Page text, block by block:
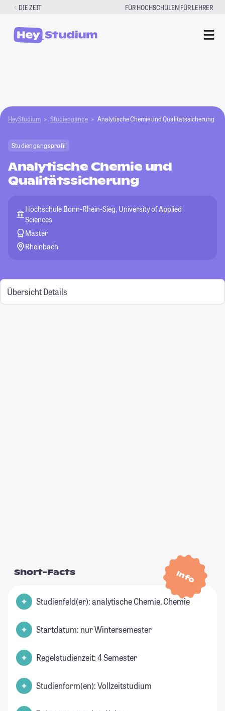
Zum
springen
DIE ZEIT FÜR HOCHSCHULEN|FÜR LEHRER
HeyStudium Studiengänge Analytische Chemie und Qualitätssicherung
Studiengangsprofil
Analytische Chemie und
Qualitätssicherung
Hochschule Bonn-Rhein-Sieg, University of Applied
Sciences
Master
Rheinbach
Übersicht Details
Info
Short-Facts
Studienfeld(er): analytische Chemie, Chemie
Startdatum: nur Wintersemester
Regelstudienzeit: 4 Semester
Studienform(en): Vollzeitstudium